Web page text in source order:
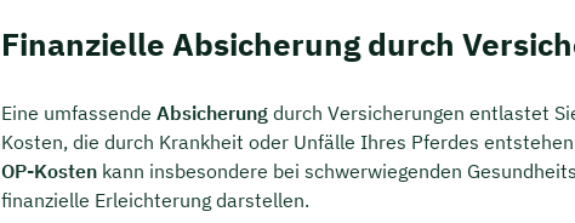
Finanzielle Absicherung durch
Eine umfassende Absicherung durch Versicherungen entlastet
Kosten, die durch Krankheit oder Unfälle Ihres Pferdes
OP-Kosten kann insbesondere bei schwerwiegenden
finanzielle Erleichterung darstellen.